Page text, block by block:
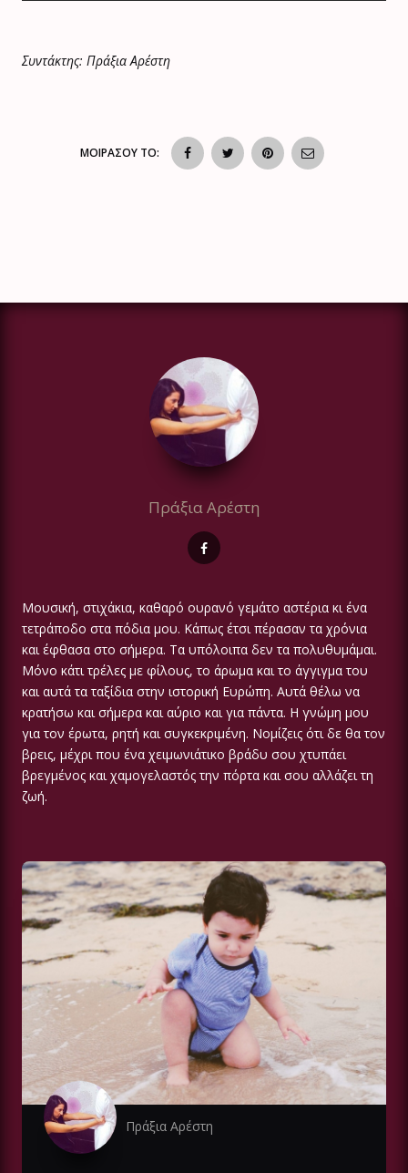
Συντάκτης: Πράξια Αρέστη
ΜΟΙΡΑΣΟΥ ΤΟ:
Πράξια Αρέστη
Μουσική, στιχάκια, καθαρό ουρανό γεμάτο αστέρια κι ένα
τετράποδο στα πόδια μου. Κάπως έτσι πέρασαν τα χρόνια
και έφθασα στο σήμερα. Τα υπόλοιπα δεν τα πολυθυμάμαι.
Μόνο κάτι τρέλες με φίλους, το άρωμα και το άγγιγμα του
και αυτά τα ταξίδια στην ιστορική Ευρώπη. Αυτά θέλω να
κρατήσω και σήμερα και αύριο και για πάντα. Η γνώμη μου
για τον έρωτα, ρητή και συγκεκριμένη. Νομίζεις ότι δε θα τον
βρεις, μέχρι που ένα χειμωνιάτικο βράδυ σου χτυπάει
βρεγμένος και χαμογελαστός την πόρτα και σου αλλάζει τη
ζωή.
Πράξια Αρέστη